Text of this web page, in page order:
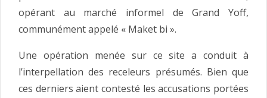
opérant au marché informel de Grand Yoff,
communément appelé « Maket bi ».
Une opération menée sur ce site a conduit à
l’interpellation des receleurs présumés. Bien que
ces derniers aient contesté les accusations portées